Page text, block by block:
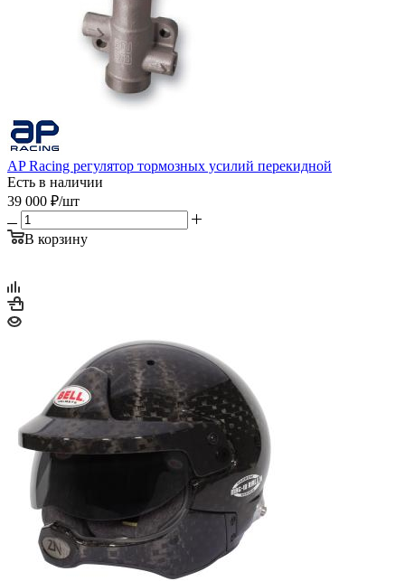
AP Racing регулятор тормозных усилий перекидной
Есть в наличии
39 000 ₽/шт
В корзину